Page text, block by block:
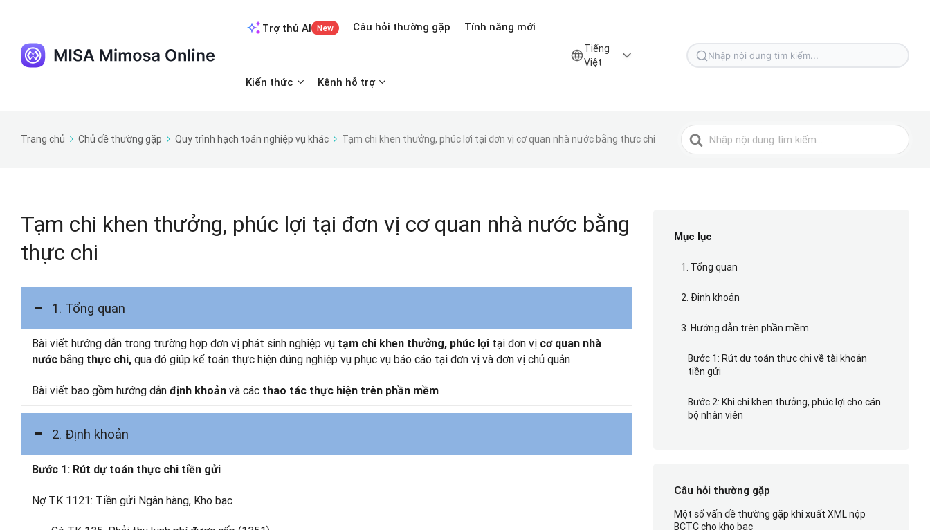
Trợ thủ AI New Câu hỏi thường gặp Tính năng mới
Kiến thức Kênh hỗ trợ
Tiếng
Việt
Tìm
Trang chủ Chủ đề thường gặp Quy trình hạch toán nghiệp vụ khác Tạm chi khen thưởng, phúc lợi tại đơn vị cơ quan nhà nước bằng thực chi
Tìm
kiếm
Tạm chi khen thưởng, phúc lợi tại đơn vị cơ quan nhà nước bằng
thực chi
1. Tổng quan
Bài viết hướng dẫn trong trường hợp đơn vị phát sinh nghiệp vụ tạm chi khen thưởng, phúc lợi tại đơn vị cơ quan nhà
nước bằng thực chi, qua đó giúp kế toán thực hiện đúng nghiệp vụ phục vụ báo cáo tại đơn vị và đơn vị chủ quản
Bài viết bao gồm hướng dẫn định khoản và các thao tác thực hiện trên phần mềm
2. Định khoản
Bước 1: Rút dự toán thực chi tiền gửi
Nợ TK 1121: Tiền gửi Ngân hàng, Kho bạc
Mục lục
1. Tổng quan
2. Định khoản
3. Hướng dẫn trên phần mềm
Bước 1: Rút dự toán thực chi về tài khoản
tiền gửi
Bước 2: Khi chi khen thưởng, phúc lợi cho cán
bộ nhân viên
Câu hỏi thường gặp
Một số vấn đề thường gặp khi xuất XML nộp
BCTC cho kho bạc